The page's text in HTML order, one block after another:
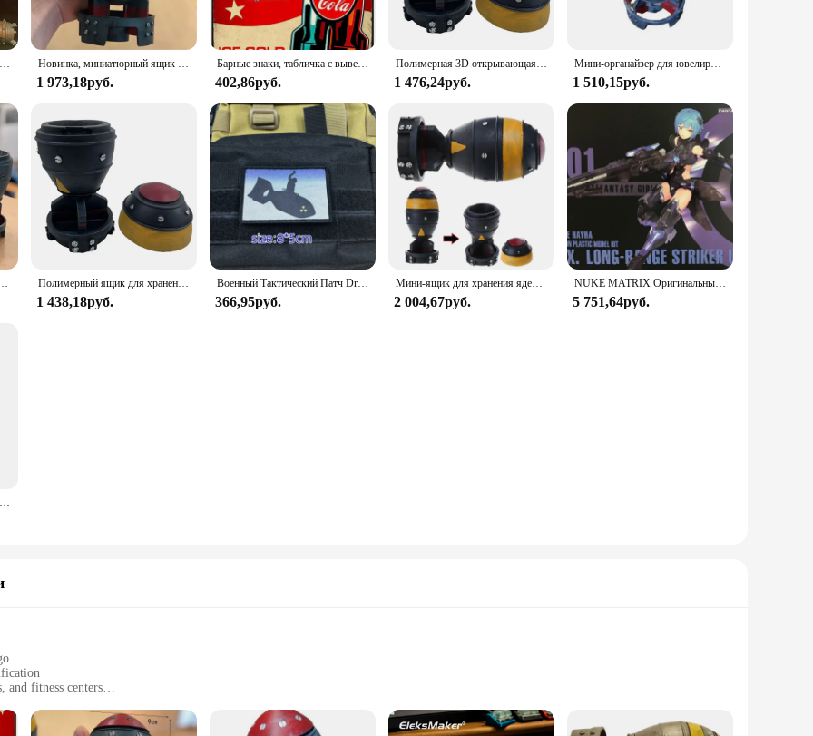
Мини-ящик для хранения Nuke, 7,9-дюймовый контейнер для хранения в форме 3D Nuke из смолы, маленькое украшение в виде ракетных фигурок для декора настольного стола Новинка, миниатюрный ящик для хранения Nuke Bomb, ретро, Статуэтка из смолы, рабочее искусство, Декор для дома, спальни, офиса, настольное украшение, 1 шт.
1 973,18руб.
Барные знаки, табличка с вывесками, металлическая живопись, 3 4 игра Nuke COLA, металлические знаки, настенный плакат, декор для домашней комнаты, школы, железная живопись (pic2
402,86руб.
Полимерная 3D открывающаяся реактивная скульптура, мини-ящик для хранения бомбы Nuke, модель ракеты для дома, спальни, офиса, настольное украшение
1 476,24руб.
Мини-органайзер для ювелирных изделий Nuke, мини-ящик для хранения с секретным хранилищем, в форме ракеты, орнаментный Органайзер
1 510,15руб.
бомба Nuke, ящик для хранения, модель ракета для дома, спальни, офиса, настольное украшение Полимерный ящик для хранения Nuke Bomb, настольные украшения с ядерной бомбой, мини-ящик для хранения, Декор для дома, спальни, офиса, настольное украшение
1 438,18руб.
Военный Тактический Патч Dr Strangelove с принтом на липучке, эмблема военного тактического флага
366,95руб.
Мини-ящик для хранения ядерной бомбы, ретро фигурка из смолы, настольный художественный декор для дома, спальни, офиса, мужской
2 004,67руб.
NUKE MATRIX Оригинальный комплект модели CYBER FOREST SHADOW GIRLS MAD WOLF Фигурка в сборе Модель игрушки Робот в подарок для мальчиков 160 мм
5 751,64руб.
Мини коробка для хранения Nuke Bomb, ретро Статуэтка из смолы, настольные художественные поделки, Декор для дома, спальни, офиса, настольное украшение, отличный подарок
and fitness centers
clean